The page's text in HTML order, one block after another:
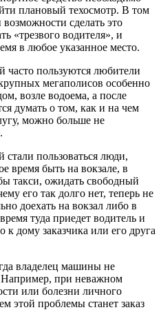
плановый техосмотр. В том
сделать это
«трезвого водителя», и
в любое указанное место.
часто пользуются любители
мегаполисов особенно
возле водоема, а после
думать о том, как и на чем
можно больше не
стали пользоваться люди,
время быть на вокзале, в
такси, ожидать свободный
его так долго нет, теперь не
доехать на вокзал либо в
туда приедет водитель и
к дому заказчика или его друга
владелец машины не
Например, при неважном
или болезни личного
этой проблемы станет заказ